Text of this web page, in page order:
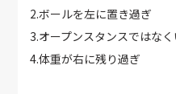
2.ボールを左に置き過ぎ
3.オープンスタンスではな
4.体重が右に残り過ぎ